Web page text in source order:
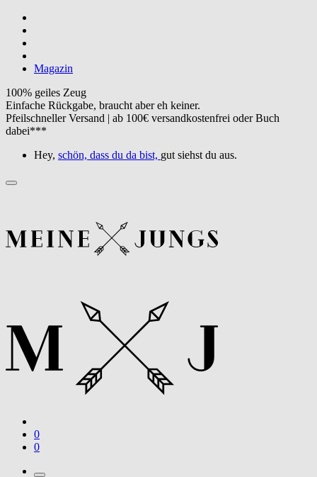
Magazin
100% geiles Zeug
Einfache Rückgabe, braucht aber eh keiner.
Pfeilschneller Versand | ab 100€ versandkostenfrei oder Buch
dabei***
Hey, schön, dass du da bist, gut siehst du aus.
0
0